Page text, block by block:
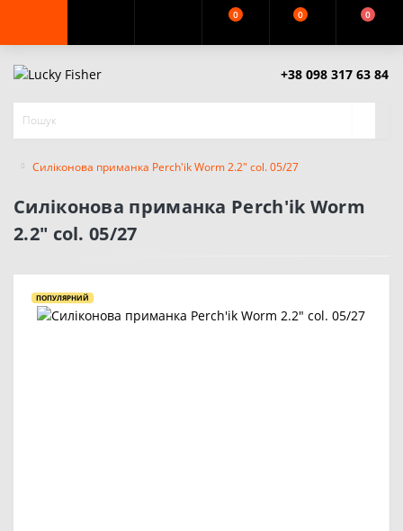
0 0 0
+38 098 317 63 84
Силіконова приманка Perch'ik Worm 2.2" col. 05/27
Силіконова приманка Perch'ik Worm
2.2" col. 05/27
ПОПУЛЯРНИЙ